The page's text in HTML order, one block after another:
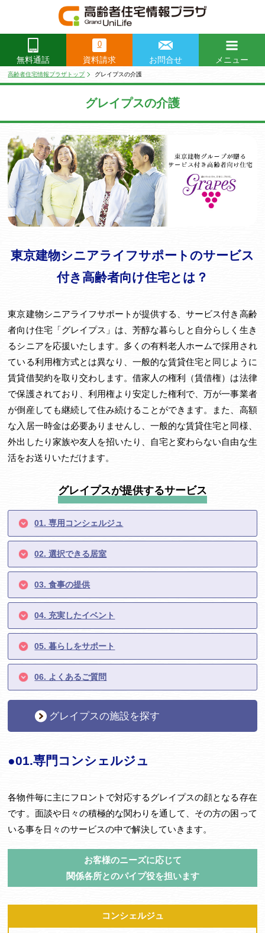
無料通話
0
資料請求 お問合せ
メニュー
高齢者住宅情報プラザトップ グレイプスの介護
グレイプスの介護
東京建物シニアライフサポートのサービス
付き高齢者向け住宅とは？
東京建物シニアライフサポートが提供する、サービス付き高齢
者向け住宅「グレイプス」は、芳醇な暮らしと自分らしく生き
るシニアを応援いたします。多くの有料老人ホームで採用され
ている利用権方式とは異なり、一般的な賃貸住宅と同じように
賃貸借契約を取り交わします。借家人の権利（賃借権）は法律
で保護されており、利用権より安定した権利で、万が一事業者
が倒産しても継続して住み続けることができます。また、高額
な入居一時金は必要ありませんし、一般的な賃貸住宅と同様、
外出したり家族や友人を招いたり、自宅と変わらない自由な生
活をお送りいただけます。
グレイプスが提供するサービス
01. 専用コンシェルジュ
02. 選択できる居室
03. 食事の提供
04. 充実したイベント
05. 暮らしをサポート
06. よくあるご質問
グレイプスの施設を探す
●01.専門コンシェルジュ
各物件毎に主にフロントで対応するグレイプスの顔となる存在
です。面談や日々の積極的な関わりを通して、その方の困って
いる事を日々のサービスの中で解決していきます。
お客様のニーズに応じて
関係各所とのパイプ役を担います
コンシェルジュ